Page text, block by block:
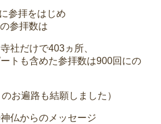
参拝をはじめ
参拝数は
社だけで403ヵ所、
トも含めた参拝数は900回にの
お遍路も結願しました）
仏からのメッセージ